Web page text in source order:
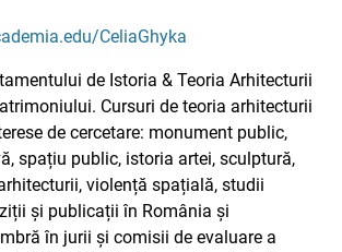
CeliaGhyka
de Istoria & Teoria Arhitecturii
Cursuri de teoria arhitecturii
de cercetare: monument public,
spațiu public, istoria artei, sculptură,
violență spațială, studii
și publicații în România și
în jurii și comisii de evaluare a